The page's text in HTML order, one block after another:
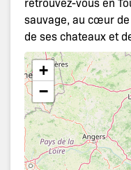
sauvage, au cœur
de ses chateaux et
+
−